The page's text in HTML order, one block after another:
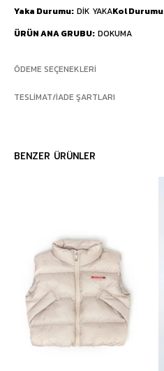
Yaka Durumu DİK YAKAKol Durumu
ÜRÜN ANA GRUBU DOKUMA
ÖDEME SEÇENEKLERI
TESLIMAT/İADE ŞARTLARI
BENZER ÜRÜNLER